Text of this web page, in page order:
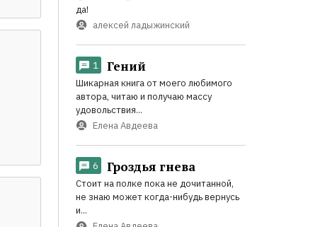
да!
алексей ладыжинский
1 Гений
Шикарная книга от моего любимого
автора, читаю и получаю массу
удовольствия...
Елена Авдеева
6 Гроздья гнева
Стоит на полке пока не дочитанной,
не знаю может когда-нибудь вернусь
и...